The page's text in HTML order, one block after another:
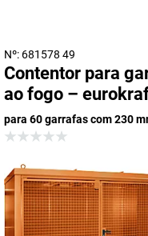
Nº: 681578 49
Contentor para
ao fogo –
para 60 garrafas com 230